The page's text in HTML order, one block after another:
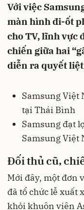
Với việc
màn hình đi-ốt
cho TV, lĩnh vực
chiến giữa hai
diễn ra quyết
Samsung Việt
tại Thái Bình
Samsung đạt
Samsung Việt
Đối thủ cũ,
Mới đây, một đơn
đã tổ chức lễ xuất
khỏi khuôn viên